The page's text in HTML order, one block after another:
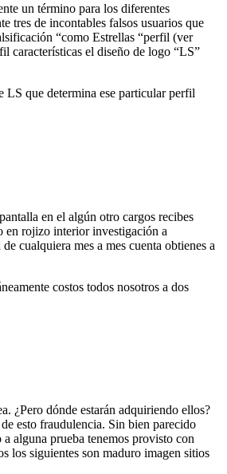
un término para los diferentes
tres de incontables falsos usuarios que
“como Estrellas “perfil (ver
características el diseño de logo “LS”
LS que determina ese particular perfil
en el algún otro cargos recibes
en rojizo interior investigación a
cualquiera mes a mes cuenta obtienes a
costos todos nosotros a dos
¿Pero dónde estarán adquiriendo ellos?
esto fraudulencia. Sin bien parecido
alguna prueba tenemos provisto con
los siguientes son maduro imagen sitios